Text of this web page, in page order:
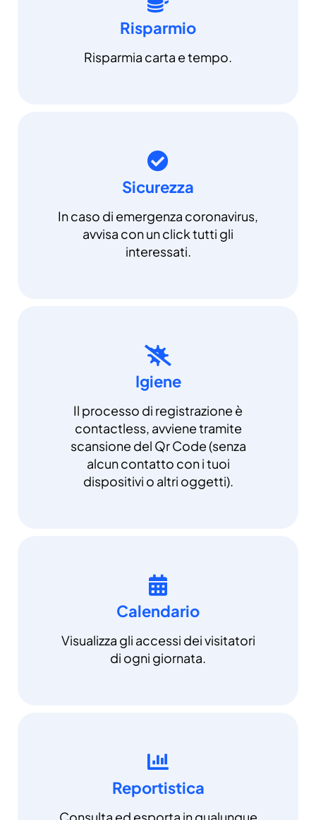
Risparmio
Risparmia carta e tempo.
Sicurezza
In caso di emergenza coronavirus,
avvisa con un click tutti gli
interessati.
Igiene
Il processo di registrazione è
contactless, avviene tramite
scansione del Qr Code (senza
alcun contatto con i tuoi
dispositivi o altri oggetti).
Calendario
Visualizza gli accessi dei visitatori
di ogni giornata.
Reportistica
Consulta ed esporta in qualunque